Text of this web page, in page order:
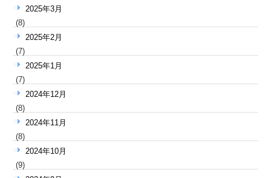
2025年3月
(8)
2025年2月
(7)
2025年1月
(7)
2024年12月
(8)
2024年11月
(8)
2024年10月
(9)